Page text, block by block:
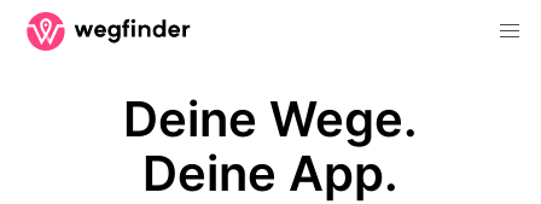
Deine Wege.
Deine App.